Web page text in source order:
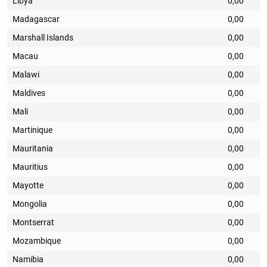
Madagascar
0,00
Marshall Islands
0,00
Macau
0,00
Malawi
0,00
Maldives
0,00
Mali
0,00
Martinique
0,00
Mauritania
0,00
Mauritius
0,00
Mayotte
0,00
Mongolia
0,00
Montserrat
0,00
Mozambique
0,00
Namibia
0,00